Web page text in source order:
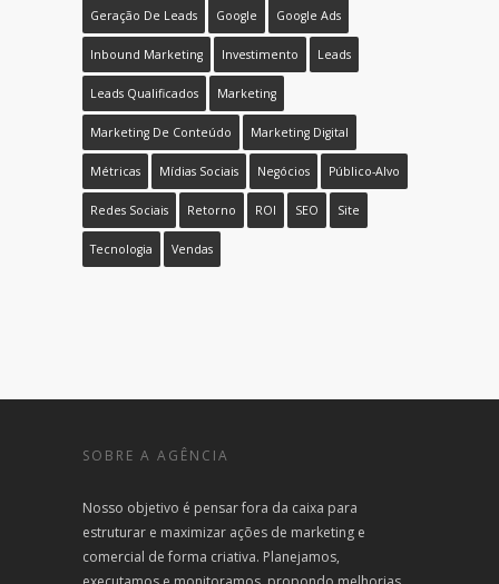
Geração De Leads Google Google Ads
Inbound Marketing Investimento Leads
Leads Qualificados Marketing
Marketing De Conteúdo Marketing Digital
Métricas Mídias Sociais Negócios Público-Alvo
Redes Sociais Retorno ROI SEO Site
Tecnologia Vendas
SOBRE A AGÊNCIA
Nosso objetivo é pensar fora da caixa para
estruturar e maximizar ações de marketing e
comercial de forma criativa. Planejamos,